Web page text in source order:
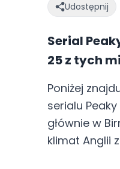
Udostępnij
Serial
25 z tych
Poniżej
serialu
głównie w
klimat Anglii